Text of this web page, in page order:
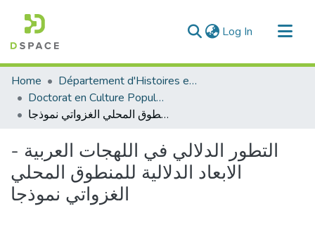
Log In (current)
Communities & Collections
All of DSpace
Statistics
Home
Département d'Histoires et Arts
Doctorat en Culture Populaire
التطور الدلالي في اللهجات العربية - الابعاد الدلالية للمنطوق المحلي الغزواتي نموذجا
التطور الدلالي في اللهجات العربية -
الابعاد الدلالية للمنطوق المحلي
الغزواتي نموذجا